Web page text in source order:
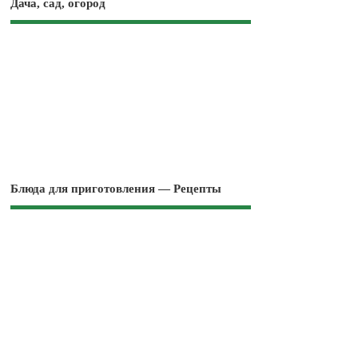
Дача, сад, огород
Блюда для приготовления — Рецепты